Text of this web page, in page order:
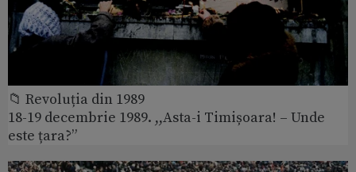
📁 Revoluția din 1989
18-19 decembrie 1989. ,,Asta-i Timișoara! – Unde
este țara?”